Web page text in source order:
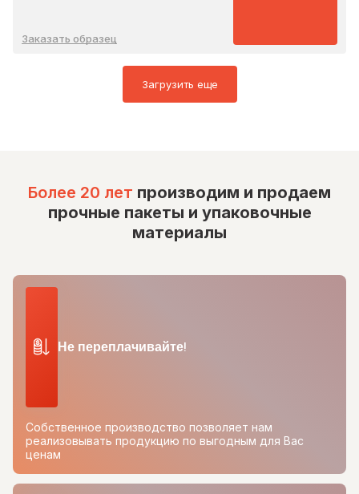
Заказать образец
Загрузить еще
Более 20 лет производим и продаем
прочные пакеты и упаковочные
материалы
Не переплачивайте!
Собственное производство позволяет нам
реализовывать продукцию по выгодным для Вас
ценам